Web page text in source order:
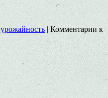
урожайность | Комментарии к